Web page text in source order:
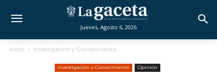
Jueves, Agosto 6, 2026
Inicio Investigación y Conocimiento
Investigación y Conocimiento Opinión